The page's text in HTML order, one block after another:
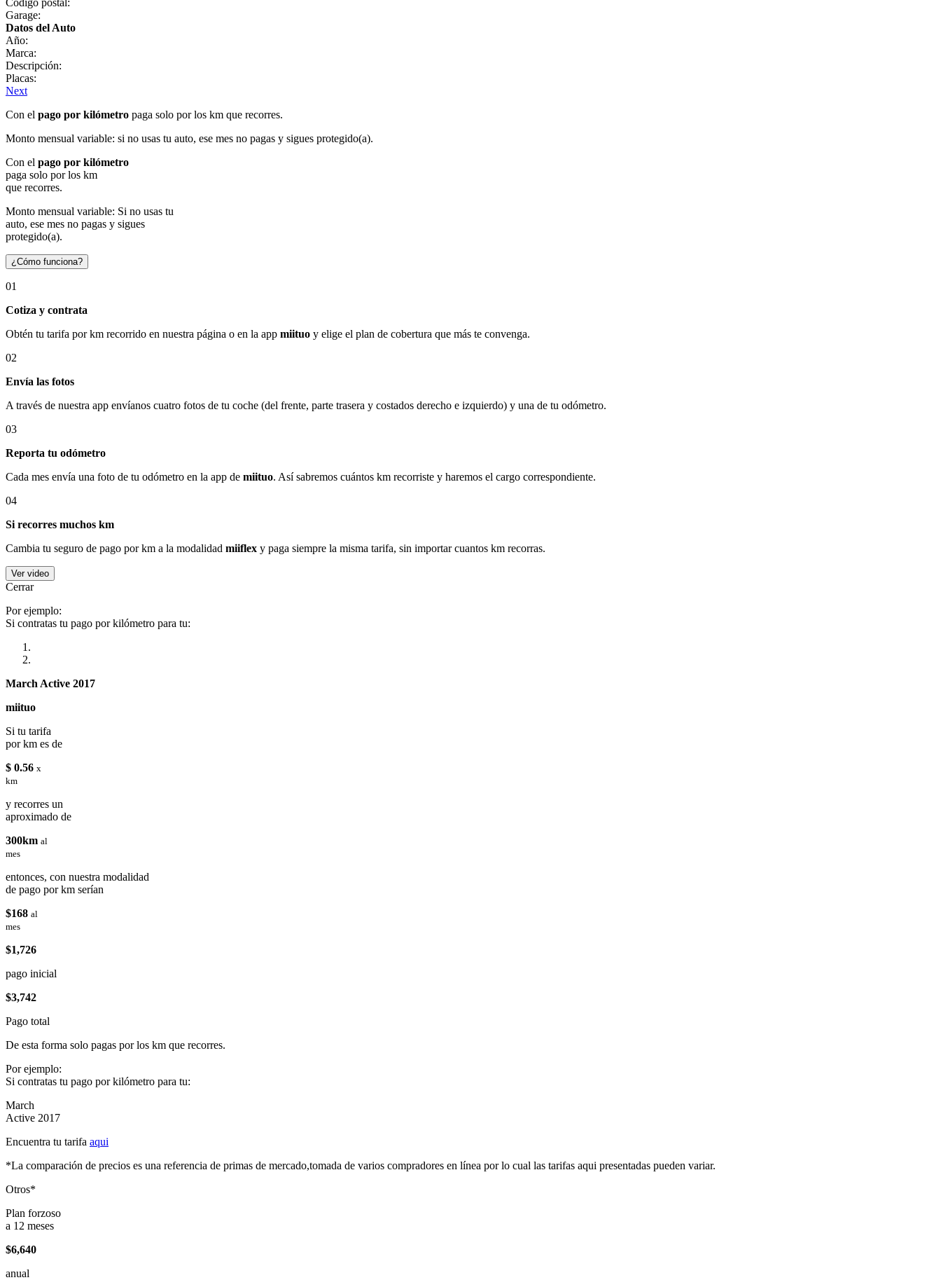
Garage:
Datos del Auto
Año:
Marca:
Descripción:
Placas:
Next
Con el pago por kilómetro paga solo por los km que recorres.
Monto mensual variable: si no usas tu auto, ese mes no pagas y sigues protegido(a).
Con el pago por kilómetro
paga solo por los km
que recorres.
Monto mensual variable: Si no usas tu
auto, ese mes no pagas y sigues
protegido(a).
¿Cómo funciona?
01
Cotiza y contrata
Obtén tu tarifa por km recorrido en nuestra página o en la app miituo y elige el plan de cobertura que más te convenga.
02
Envía las fotos
A través de nuestra app envíanos cuatro fotos de tu coche (del frente, parte trasera y costados derecho e izquierdo) y una de tu odómetro.
03
Reporta tu odómetro
Cada mes envía una foto de tu odómetro en la app de miituo. Así sabremos cuántos km recorriste y haremos el cargo correspondiente.
04
Si recorres muchos km
Cambia tu seguro de pago por km a la modalidad miiflex y paga siempre la misma tarifa, sin importar cuantos km recorras.
Ver video
Cerrar
Por ejemplo:
Si contratas tu pago por kilómetro para tu:
March Active 2017
miituo
Si tu tarifa
por km es de
$ 0.56 x
km
y recorres un
aproximado de
300km al
mes
entonces, con nuestra modalidad
de pago por km serían
$168 al
mes
$1,726
pago inicial
$3,742
Pago total
De esta forma solo pagas por los km que recorres.
Por ejemplo:
Si contratas tu pago por kilómetro para tu:
March
Active 2017
Encuentra tu tarifa aqui
*La comparación de precios es una referencia de primas de mercado,tomada de varios compradores en línea por lo cual las tarifas aqui presentadas pueden variar.
Otros*
Plan forzoso
a 12 meses
$6,640
anual